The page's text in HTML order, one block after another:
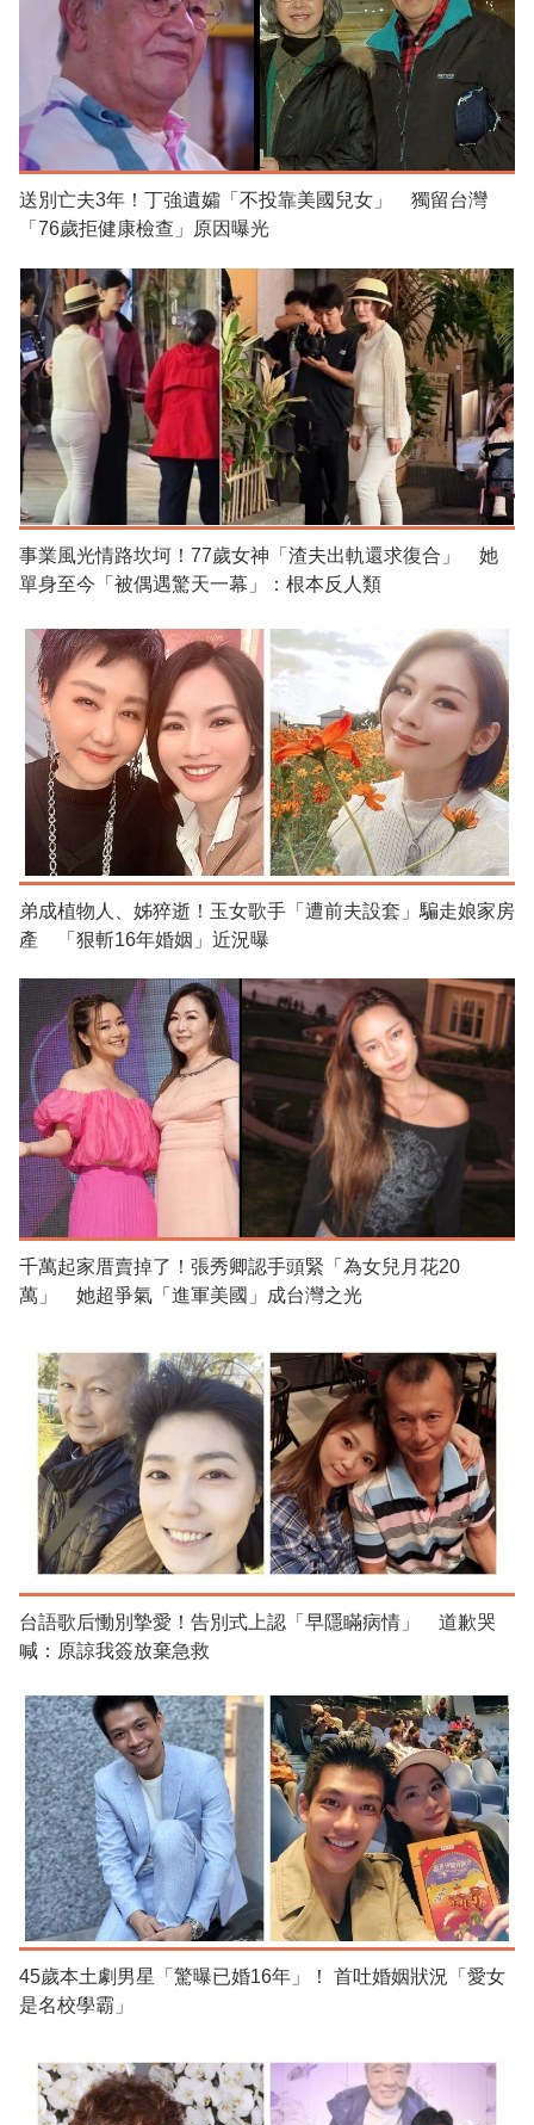
送別亡夫3年！丁強遺孀「不投靠美國兒女」 獨留台灣
「76歲拒健康檢查」原因曝光
事業風光情路坎坷！77歲女神「渣夫出軌還求復合」 她
單身至今「被偶遇驚天一幕」：根本反人類
弟成植物人、姊猝逝！玉女歌手「遭前夫設套」騙走娘家房
產 「狠斬16年婚姻」近況曝
千萬起家厝賣掉了！張秀卿認手頭緊「為女兒月花20
萬」 她超爭氣「進軍美國」成台灣之光
台語歌后慟別摯愛！告別式上認「早隱瞞病情」 道歉哭
喊：原諒我簽放棄急救
45歲本土劇男星「驚曝已婚16年」！ 首吐婚姻狀況「愛女
是名校學霸」